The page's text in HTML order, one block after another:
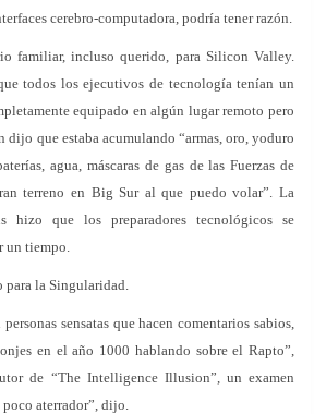
cerebro-computadora, podría tener razón.
familiar, incluso querido, para Silicon Valley.
todos los ejecutivos de tecnología tenían un
equipado en algún lugar remoto pero
dijo que estaba acumulando “armas, oro, yoduro
agua, máscaras de gas de las Fuerzas de
terreno en Big Sur al que puedo volar”. La
hizo que los preparadores tecnológicos se
un tiempo.
para la Singularidad.
sensatas que hacen comentarios sabios,
en el año 1000 hablando sobre el Rapto”,
de “The Intelligence Illusion”, un examen
poco aterrador”, dijo.